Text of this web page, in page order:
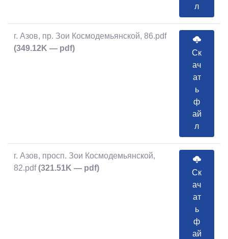
л
г. Азов, пр. Зои Космодемьянской, 86.pdf
(349.12K — pdf)
Ск
ач
ат
ь
ф
ай
л
г. Азов, просп. Зои Космодемьянской,
82.pdf (321.51K — pdf)
Ск
ач
ат
ь
ф
ай